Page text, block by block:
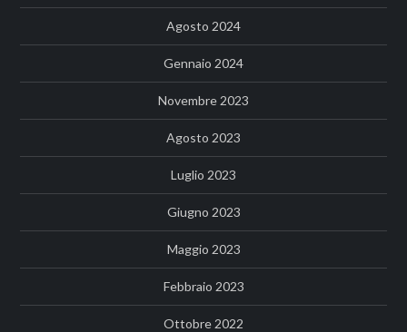
Agosto 2024
Gennaio 2024
Novembre 2023
Agosto 2023
Luglio 2023
Giugno 2023
Maggio 2023
Febbraio 2023
Ottobre 2022